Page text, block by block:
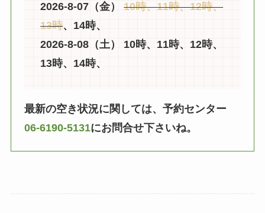
2026-8-07（金）10時、11時、12時、
13時、14時、
2026-8-08（土） 10時、11時、12時、
13時、14時、
最新の空き状況に関しては、予約センター
06-6190-5131にお問合せ下さいね。